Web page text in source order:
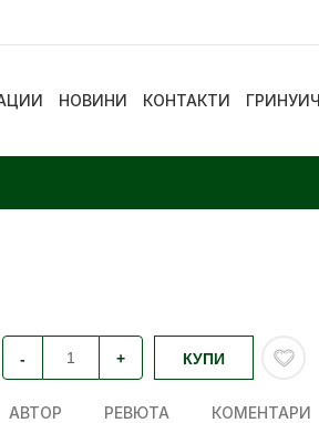
НОВИНИ КОНТАКТИ ГРИНУИЧ
- + КУПИ
АВТОР РЕВЮТА КОМЕНТАРИ